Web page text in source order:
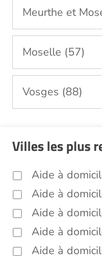
Portage de
Sorties
Rhin (67)
Soins
Autres
(67)
Meurthe et
Moselle (57)
Vosges (88)
Villes les plus
Aide à
Aide à
Aide à
Aide à
Aide à